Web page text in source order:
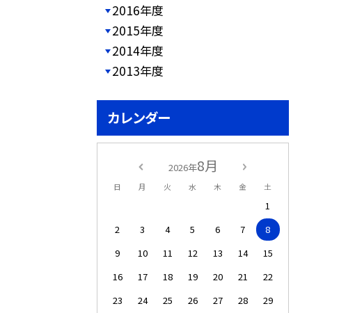
2016年度
2015年度
2014年度
2013年度
カレンダー
2026年8月
日 月 火 水 木 金 土
1
2
3 4 5 6 7
8
9
10 11 12 13 14
15
16
17 18 19 20 21
22
23
24 25 26 27 28
29